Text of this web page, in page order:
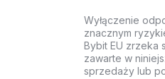
Wyłączenie
znacznym
Bybit EU zrzeka
zawarte w
sprzedaży lub